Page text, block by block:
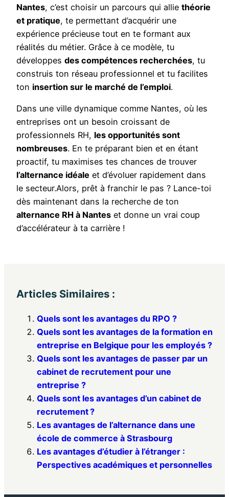
Nantes, c’est choisir un parcours qui allie théorie
et pratique, te permettant d’acquérir une
expérience précieuse tout en te formant aux
réalités du métier. Grâce à ce modèle, tu
développes des compétences recherchées, tu
construis ton réseau professionnel et tu facilites
ton insertion sur le marché de l’emploi.
Dans une ville dynamique comme Nantes, où les
entreprises ont un besoin croissant de
professionnels RH, les opportunités sont
nombreuses. En te préparant bien et en étant
proactif, tu maximises tes chances de trouver
l’alternance idéale et d’évoluer rapidement dans
le secteur.Alors, prêt à franchir le pas ? Lance-toi
dès maintenant dans la recherche de ton
alternance RH à Nantes et donne un vrai coup
d’accélérateur à ta carrière !
Articles Similaires :
Quels sont les avantages du RPO ?
Quels sont les avantages de la formation en
entreprise en Belgique pour les employés ?
Quels sont les avantages de passer par un
cabinet de recrutement pour une
entreprise ?
Quels sont les avantages d’un cabinet de
recrutement ?
Les avantages de l’alternance dans une
école de commerce à Strasbourg
Les avantages d’étudier à l’étranger :
Perspectives académiques et personnelles